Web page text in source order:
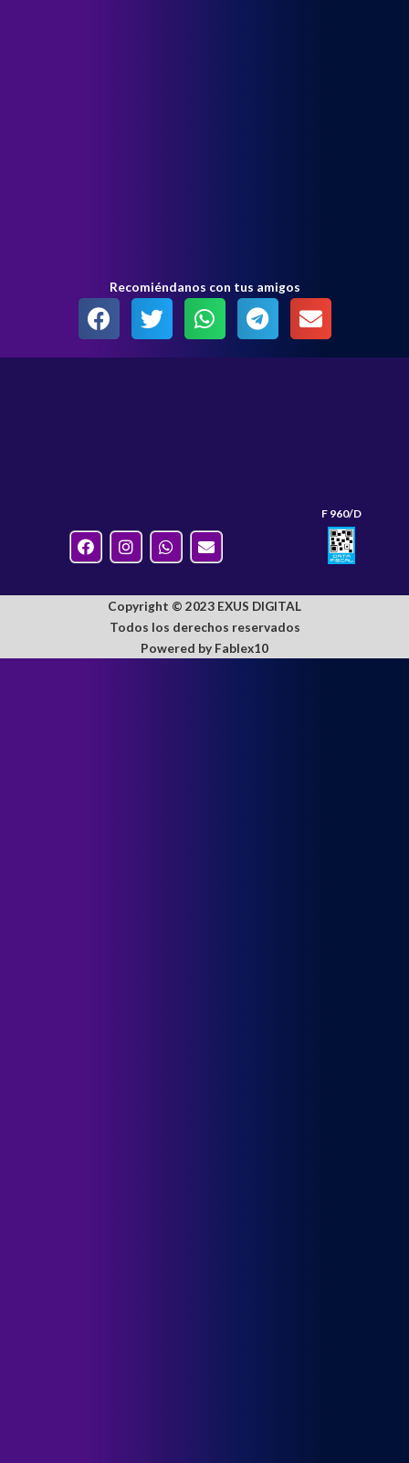
Recomiéndanos con tus amigos
F 960/D
Copyright © 2023 EXUS DIGITAL
Todos los derechos reservados
Powered by Fablex10